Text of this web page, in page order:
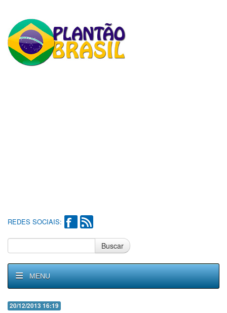
REDES SOCIAIS:
Buscar
MENU
20/12/2013 16:19